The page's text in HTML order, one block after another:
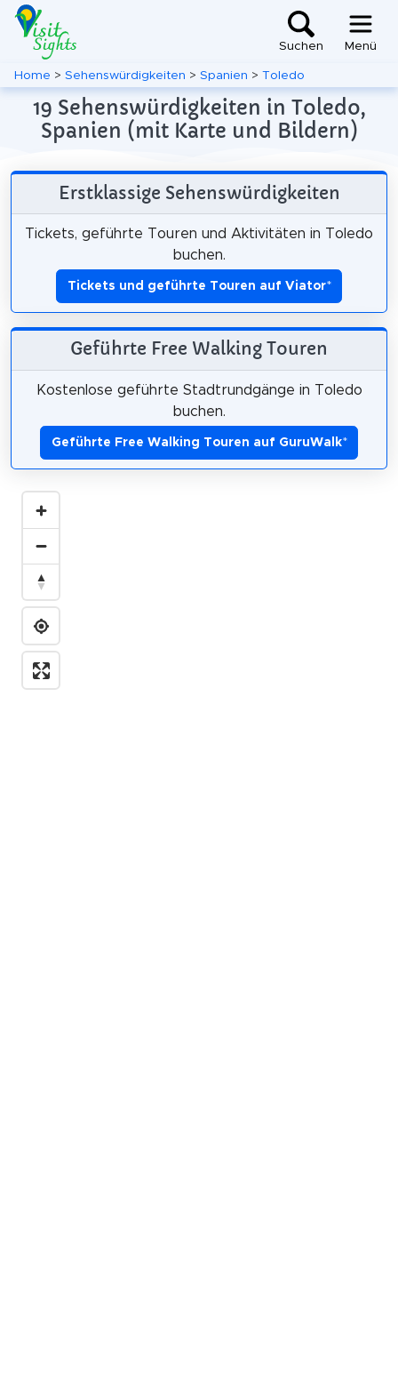
Suchen Menü
Home > Sehenswürdigkeiten > Spanien > Toledo
19 Sehenswürdigkeiten in Toledo,
Spanien (mit Karte und Bildern)
Erstklassige Sehenswürdigkeiten
Tickets, geführte Touren und Aktivitäten in Toledo
buchen.
Tickets und geführte Touren auf Viator*
Geführte Free Walking Touren
Kostenlose geführte Stadtrundgänge in Toledo
buchen.
Geführte Free Walking Touren auf GuruWalk*